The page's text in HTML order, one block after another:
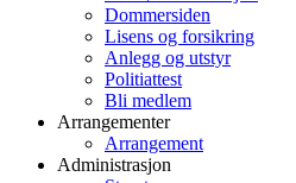
Dommersiden
Lisens og forsikring
Anlegg og utstyr
Politiattest
Bli medlem
Arrangementer
Arrangement
Administrasjon